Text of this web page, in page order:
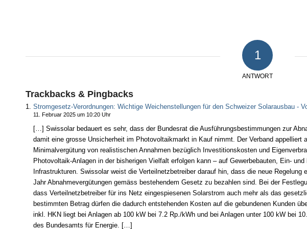
1
ANTWORT
Trackbacks & Pingbacks
Stromgesetz-Verordnungen: Wichtige Weichenstellungen für den Schweizer Solarausbau -
11. Februar 2025 um 10:20 Uhr
[…] Swissolar bedauert es sehr, dass der Bundesrat die Ausführungsbestimmungen zur
damit eine grosse Unsicherheit im Photovoltaikmarkt in Kauf nimmt. Der Verband appelliert
Minimalvergütung von realistischen Annahmen bezüglich Investitionskosten und
Photovoltaik-Anlagen in der bisherigen Vielfalt erfolgen kann – auf Gewerbebauten, Ein-
Infrastrukturen. Swissolar weist die Verteilnetzbetreiber darauf hin, dass die neue
Jahr Abnahmevergütungen gemäss bestehendem Gesetz zu bezahlen sind. Bei der
dass Verteilnetzbetreiber für ins Netz eingespiesenen Solarstrom auch mehr als das
bestimmten Betrag dürfen die dadurch entstehenden Kosten auf die gebundenen Kunden
inkl. HKN liegt bei Anlagen ab 100 kW bei 7.2 Rp./kWh und bei Anlagen unter 100 kW bei
des Bundesamts für Energie. […]